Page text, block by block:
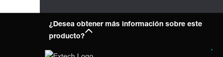
¿Desea obtener más información sobre este
producto?